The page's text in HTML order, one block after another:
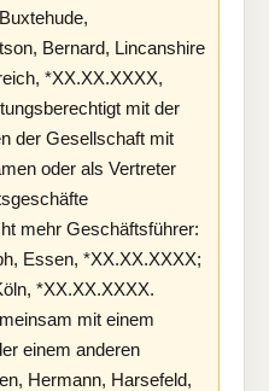
Bernard, Lincanshire
*XX.XX.XXXX,
mit der
der Gesellschaft mit
oder als Vertreter
mehr Geschäftsführer:
Essen, *XX.XX.XXXX;
*XX.XX.XXXX.
mit einem
einem anderen
Hermann, Harsefeld,